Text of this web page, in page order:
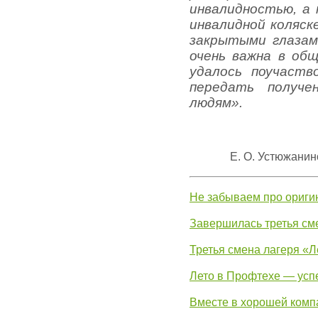
инвалидностью, а
инвалидной
закрытыми
очень важна в
удалось
передать
людям».
Е. О.
Не забываем про
Завершилась третья
Третья смена лагеря
Лето в Профтехе —
Вместе в хорошей